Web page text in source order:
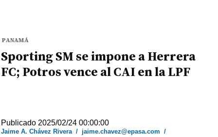
PANAMÁ
Sporting SM se impone a Herrera
FC; Potros vence al CAI en la LPF
Publicado 2025/02/24 00:00:00
Jaime A. Chávez Rivera/ jaime.chavez@epasa.com /